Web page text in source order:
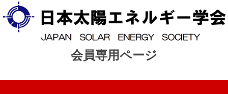
会員専用ページ
コンテンツへスキップ